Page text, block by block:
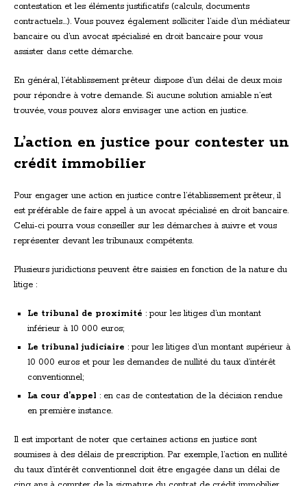
contestation et les éléments justificatifs (calculs, documents
contractuels…). Vous pouvez également solliciter l’aide d’un médiateur
bancaire ou d’un avocat spécialisé en droit bancaire pour vous
assister dans cette démarche.
En général, l’établissement prêteur dispose d’un délai de deux mois
pour répondre à votre demande. Si aucune solution amiable n’est
trouvée, vous pouvez alors envisager une action en justice.
L’action en justice pour contester un
crédit immobilier
Pour engager une action en justice contre l’établissement prêteur, il
est préférable de faire appel à un avocat spécialisé en droit bancaire.
Celui-ci pourra vous conseiller sur les démarches à suivre et vous
représenter devant les tribunaux compétents.
Plusieurs juridictions peuvent être saisies en fonction de la nature du
litige :
Le tribunal de proximité : pour les litiges d’un montant
inférieur à 10 000 euros;
Le tribunal judiciaire : pour les litiges d’un montant supérieur à
10 000 euros et pour les demandes de nullité du taux d’intérêt
conventionnel;
La cour d’appel : en cas de contestation de la décision rendue
en première instance.
Il est important de noter que certaines actions en justice sont
soumises à des délais de prescription. Par exemple, l’action en nullité
du taux d’intérêt conventionnel doit être engagée dans un délai de